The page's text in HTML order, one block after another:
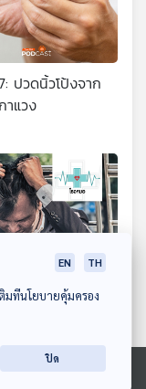
ปวดนิ้วโป้งจาก
าแวง
ความคาดหวังของ
EN TH
มที่นโยบายคุ้มครอง
ปิด